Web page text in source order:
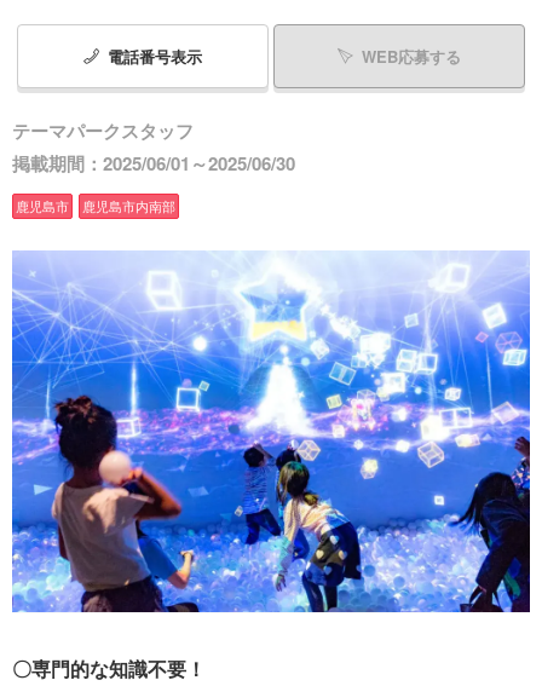
電話番号表示 WEB応募する
テーマパークスタッフ
掲載期間：2025/06/01～2025/06/30
鹿児島市 鹿児島市内南部
〇専門的な知識不要！